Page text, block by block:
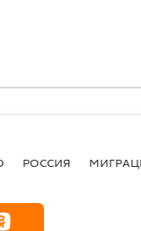
РОССИЯ